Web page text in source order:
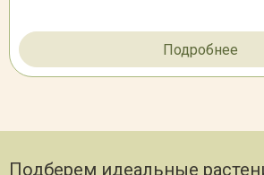
Подробнее
Подберем идеальные